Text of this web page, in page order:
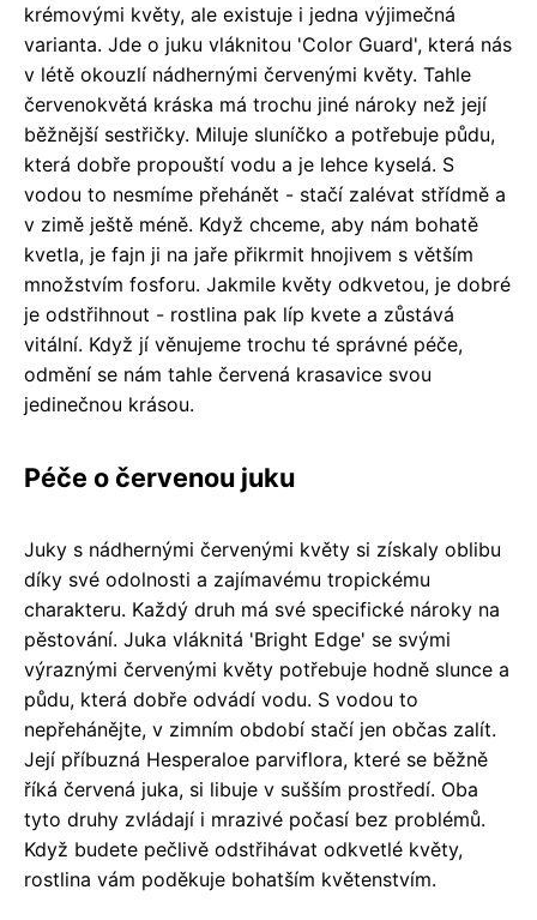
krémovými květy, ale existuje i jedna výjimečná
varianta. Jde o juku vláknitou 'Color Guard', která nás
v létě okouzlí nádhernými červenými květy. Tahle
červenokvětá kráska má trochu jiné nároky než její
běžnější sestřičky. Miluje sluníčko a potřebuje půdu,
která dobře propouští vodu a je lehce kyselá. S
vodou to nesmíme přehánět - stačí zalévat střídmě a
v zimě ještě méně. Když chceme, aby nám bohatě
kvetla, je fajn ji na jaře přikrmit hnojivem s větším
množstvím fosforu. Jakmile květy odkvetou, je dobré
je odstřihnout - rostlina pak líp kvete a zůstává
vitální. Když jí věnujeme trochu té správné péče,
odmění se nám tahle červená krasavice svou
jedinečnou krásou.
Péče o červenou juku
Juky s nádhernými červenými květy si získaly oblibu
díky své odolnosti a zajímavému tropickému
charakteru. Každý druh má své specifické nároky na
pěstování. Juka vláknitá 'Bright Edge' se svými
výraznými červenými květy potřebuje hodně slunce a
půdu, která dobře odvádí vodu. S vodou to
nepřehánějte, v zimním období stačí jen občas zalít.
Její příbuzná Hesperaloe parviflora, které se běžně
říká červená juka, si libuje v sušším prostředí. Oba
tyto druhy zvládají i mrazivé počasí bez problémů.
Když budete pečlivě odstřihávat odkvetlé květy,
rostlina vám poděkuje bohatším květenstvím.